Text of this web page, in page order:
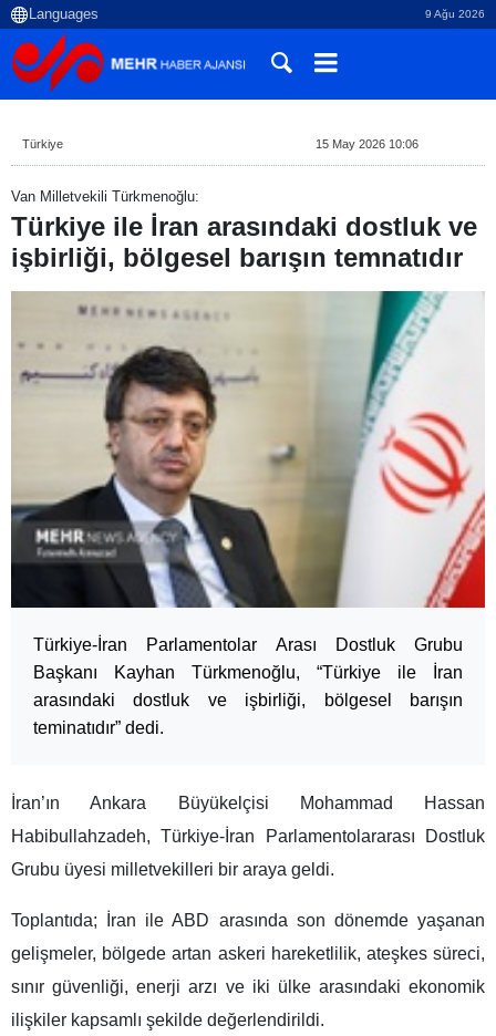
9 Ağu 2026
Türkiye 15 May 2026 10:06
Van Milletvekili Türkmenoğlu:
Türkiye ile İran arasındaki dostluk ve
işbirliği, bölgesel barışın temnatıdır
Türkiye-İran Parlamentolar Arası Dostluk Grubu
Başkanı Kayhan Türkmenoğlu, “Türkiye ile İran
arasındaki dostluk ve işbirliği, bölgesel barışın
teminatıdır” dedi.
İran’ın Ankara Büyükelçisi Mohammad Hassan
Habibullahzadeh, Türkiye-İran Parlamentolararası Dostluk
Grubu üyesi milletvekilleri bir araya geldi.
Toplantıda; İran ile ABD arasında son dönemde yaşanan
gelişmeler, bölgede artan askeri hareketlilik, ateşkes süreci,
sınır güvenliği, enerji arzı ve iki ülke arasındaki ekonomik
ilişkiler kapsamlı şekilde değerlendirildi.